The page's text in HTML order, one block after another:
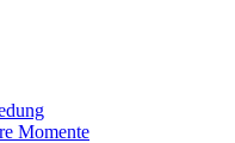
Momente